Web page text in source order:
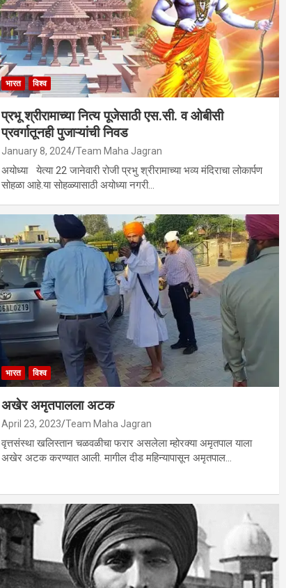
भारत विश्व
प्रभू श्रीरामाच्या नित्य पूजेसाठी एस.सी. व ओबीसी
प्रवर्गातूनही पुजाऱ्यांची निवड
January 8, 2024 Team Maha Jagran
अयोध्या येत्या 22 जानेवारी रोजी प्रभु श्रीरामाच्या भव्य मंदिराचा लोकार्पण
सोहळा आहे.या सोहळ्यासाठी अयोध्या नगरी…
भारत विश्व
अखेर अमृतपालला अटक
April 23, 2023 Team Maha Jagran
वृत्तसंस्था खलिस्तान चळवळीचा फरार असलेला म्होरक्या अमृतपाल याला
अखेर अटक करण्यात आली. मागील दीड महिन्यापासून अमृतपाल…